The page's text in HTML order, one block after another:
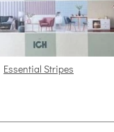
Essential Stripes